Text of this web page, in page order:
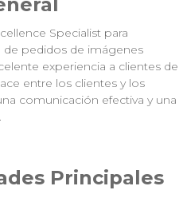
Specialist para
pedidos de imágenes
experiencia a clientes de
entre los clientes y los
comunicación efectiva y una
Principales